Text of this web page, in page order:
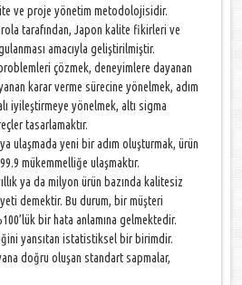
ve proje yönetim metodolojisidir.
tarafından, Japon kalite fikirleri ve
amacıyla geliştirilmiştir.
çözmek, deneyimlere dayanan
karar verme sürecine yönelmek, adım
iyileştirmeye yönelmek, altı sigma
tasarlamaktır.
ulaşmada yeni bir adım oluşturmak, ürün
mükemmelliğe ulaşmaktır.
ya da milyon ürün bazında kalitesiz
demektir. Bu durum, bir müşteri
bir hata anlamına gelmektedir.
yansıtan istatistiksel bir birimdir.
doğru oluşan standart sapmalar,